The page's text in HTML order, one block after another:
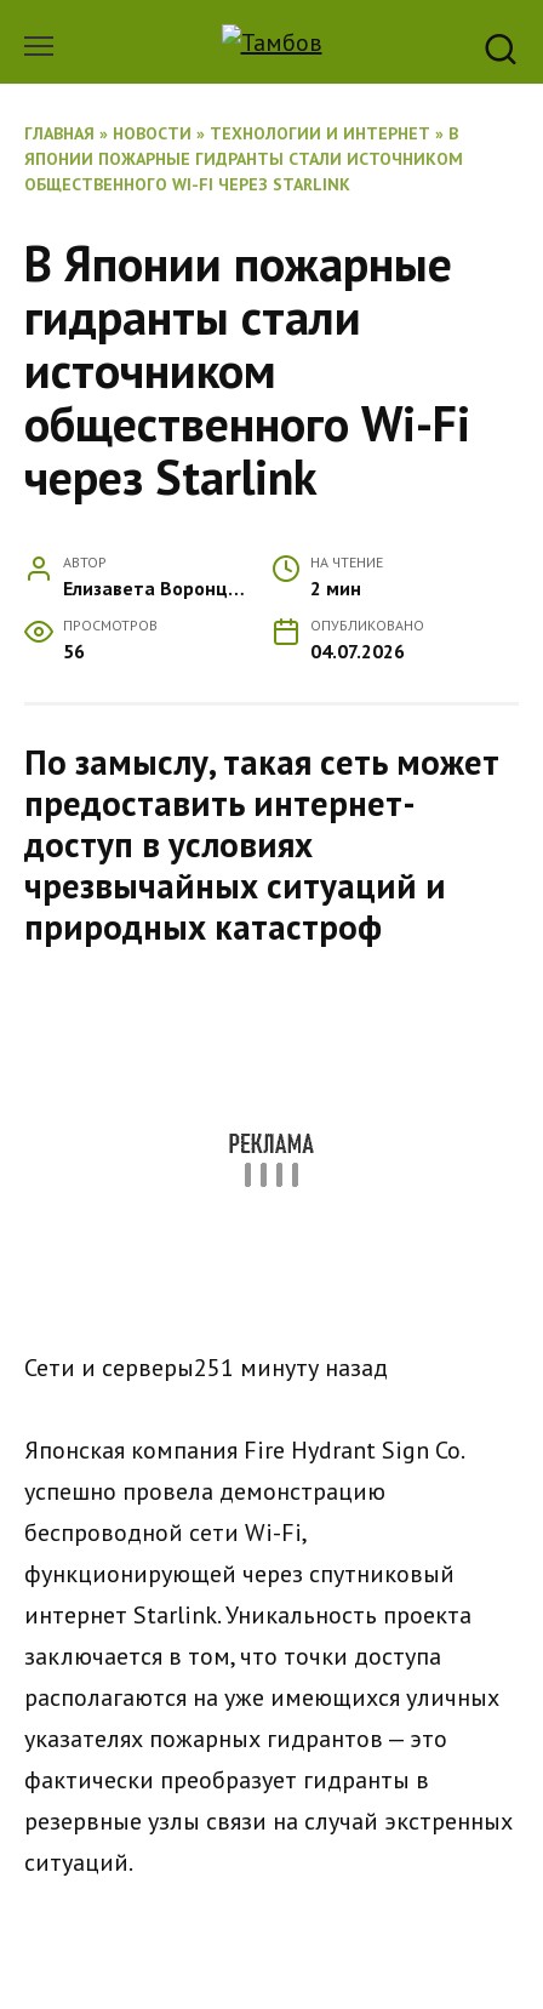
содержанию
ГЛАВНАЯ » НОВОСТИ » ТЕХНОЛОГИИ И ИНТЕРНЕТ » В
ЯПОНИИ ПОЖАРНЫЕ ГИДРАНТЫ СТАЛИ ИСТОЧНИКОМ
ОБЩЕСТВЕННОГО WI-FI ЧЕРЕЗ STARLINK
В Японии пожарные
гидранты стали
источником
общественного Wi-Fi
через Starlink
АВТОР
Елизавета Воронцова
НА ЧТЕНИЕ
2 мин
ПРОСМОТРОВ
56
ОПУБЛИКОВАНО
04.07.2026
По замыслу, такая сеть может
предоставить интернет-
доступ в условиях
чрезвычайных ситуаций и
природных катастроф
Сети и серверы251 минуту назад
Японская компания Fire Hydrant Sign Co.
успешно провела демонстрацию
беспроводной сети Wi-Fi,
функционирующей через спутниковый
интернет Starlink. Уникальность проекта
заключается в том, что точки доступа
располагаются на уже имеющихся уличных
указателях пожарных гидрантов — это
фактически преобразует гидранты в
резервные узлы связи на случай экстренных
ситуаций.